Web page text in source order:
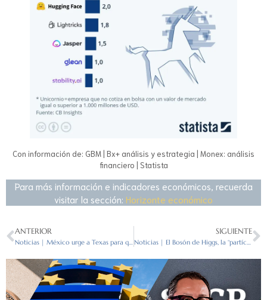
Con información de: GBM | Bx+ análisis y estrategia | Monex: análisis
financiero | Statista
Para más información e indicadores económicos, recuerda
visitar la sección: Horizonte económico
ANTERIOR
Noticias | México urge a Texas para que detenga los controles al transporte de carga
SIGUIENTE
Noticias | El Bosón de Higgs, la “partícula de Dios” que nos explica de qué está hecho el Universo